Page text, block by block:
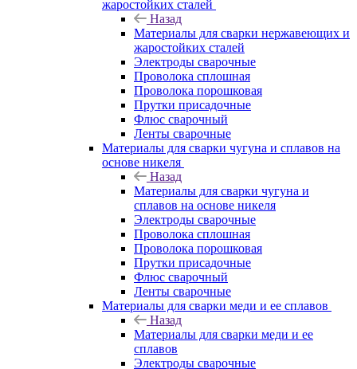
жаростойких сталей
Назад
Материалы для сварки нержавеющих и
жаростойких сталей
Электроды сварочные
Проволока сплошная
Проволока порошковая
Прутки присадочные
Флюс сварочный
Ленты сварочные
Материалы для сварки чугуна и сплавов на
основе никеля
Назад
Материалы для сварки чугуна и
сплавов на основе никеля
Электроды сварочные
Проволока сплошная
Проволока порошковая
Прутки присадочные
Флюс сварочный
Ленты сварочные
Материалы для сварки меди и ее сплавов
Назад
Материалы для сварки меди и ее
сплавов
Электроды сварочные